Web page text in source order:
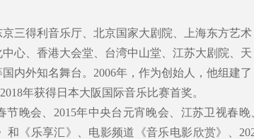
三得利音乐厅、北京国家大剧院、上海东方艺术
心、香港大会堂、台湾中山堂、江苏大剧院、天
内外知名舞台。2006年，作为创始人，他组建了
年获得日本大阪国际音乐比赛首奖。
节晚会、2015年中央台元宵晚会、江苏卫视春晚
《乐享汇》、电影频道《音乐电影欣赏》、